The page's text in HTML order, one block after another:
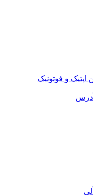
و فوتونیک